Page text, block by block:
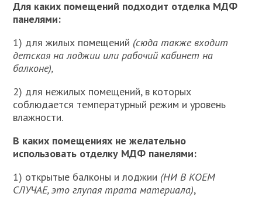
Для каких помещений подходит отделка МДФ
панелями:
1) для жилых помещений (сюда также входит
детская на лоджии или рабочий кабинет на
балконе),
2) для нежилых помещений, в которых
соблюдается температурный режим и уровень
влажности.
В каких помещениях не желательно
использовать отделку МДФ панелями:
1) открытые балконы и лоджии (НИ В КОЕМ
СЛУЧАЕ, это глупая трата материала),